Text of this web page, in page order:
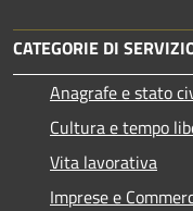
CATEGORIE DI
Anagrafe e stato
Cultura e tempo
Vita lavorativa
Imprese e